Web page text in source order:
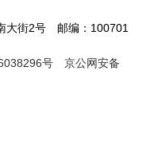
大街2号 邮编：100701
号
京公网安备